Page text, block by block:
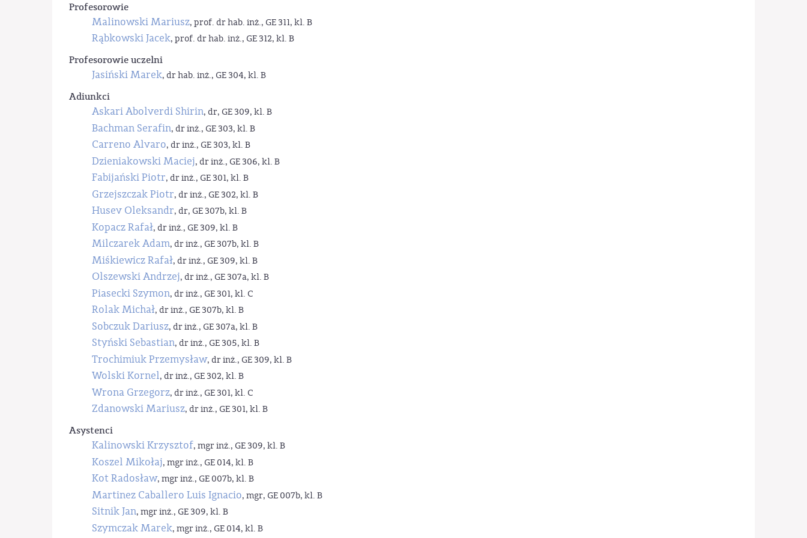
Profesorowie
Malinowski Mariusz, prof. dr hab. inż., GE 311, kl. B
Rąbkowski Jacek, prof. dr hab. inż., GE 312, kl. B
Profesorowie uczelni
Jasiński Marek, dr hab. inż., GE 304, kl. B
Adiunkci
Askari Abolverdi Shirin, dr, GE 309, kl. B
Bachman Serafin, dr inż., GE 303, kl. B
Carreno Alvaro, dr inż., GE 303, kl. B
Dzieniakowski Maciej, dr inż., GE 306, kl. B
Fabijański Piotr, dr inż., GE 301, kl. B
Grzejszczak Piotr, dr inż., GE 302, kl. B
Husev Oleksandr, dr, GE 307b, kl. B
Kopacz Rafał, dr inż., GE 309, kl. B
Milczarek Adam, dr inż., GE 307b, kl. B
Miśkiewicz Rafał, dr inż., GE 309, kl. B
Olszewski Andrzej, dr inż., GE 307a, kl. B
Piasecki Szymon, dr inż., GE 301, kl. C
Rolak Michał, dr inż., GE 307b, kl. B
Sobczuk Dariusz, dr inż., GE 307a, kl. B
Styński Sebastian, dr inż., GE 305, kl. B
Trochimiuk Przemysław, dr inż., GE 309, kl. B
Wolski Kornel, dr inż., GE 302, kl. B
Wrona Grzegorz, dr inż., GE 301, kl. C
Zdanowski Mariusz, dr inż., GE 301, kl. B
Asystenci
Kalinowski Krzysztof, mgr inż., GE 309, kl. B
Koszel Mikołaj, mgr inż., GE 014, kl. B
Kot Radosław, mgr inż., GE 007b, kl. B
Martinez Caballero Luis Ignacio, mgr, GE 007b, kl. B
Sitnik Jan, mgr inż., GE 309, kl. B
Szymczak Marek, mgr inż., GE 014, kl. B